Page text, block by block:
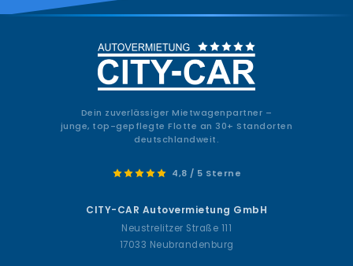
Dein zuverlässiger Mietwagenpartner –
junge, top-gepflegte Flotte an 30+ Standorten
deutschlandweit.
4,8 / 5 Sterne
CITY-CAR Autovermietung GmbH
Neustrelitzer Straße 111
17033 Neubrandenburg